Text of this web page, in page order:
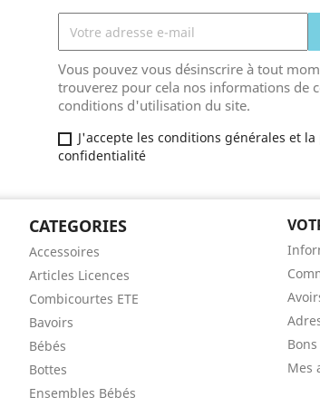
Vous pouvez vous désinscrire à tout
trouverez pour cela nos informations de
conditions d'utilisation du site.
J'accepte les conditions générales et
confidentialité
CATEGORIES
Accessoires
Articles Licences
Combicourtes ETE
Bavoirs
Bébés
Bottes
Ensembles Bébés
Mes